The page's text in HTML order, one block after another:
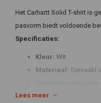
Het Carhartt Solid T-shirt is
pasvorm biedt voldoende
Specificaties:
Kleur: Wit
Materiaal: Gemaakt
Ontworpen om
Ontspannen
Lees meer